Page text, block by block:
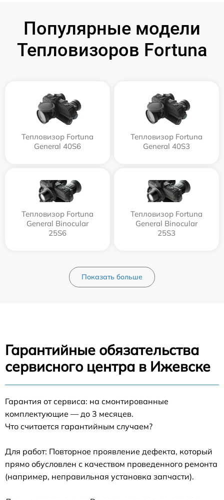
Популярные модели
Тепловизоров Fortuna
Тепловизор Fortuna
General 40S6
Тепловизор Fortuna
General 40S3
Тепловизор Fortuna
General Binocular
25S6
Тепловизор Fortuna
General Binocular
25S3
Показать больше
Гарантийные обязательства
сервисного центра в Ижевске
Гарантия от сервиса: на смонтированные
комплектующие — до 3 месяцев.
Что считается гарантийным случаем?
Для работ: Повторное проявление дефекта, который
прямо обусловлен с качеством проведенного ремонта
(например, неправильная установка запчасти).